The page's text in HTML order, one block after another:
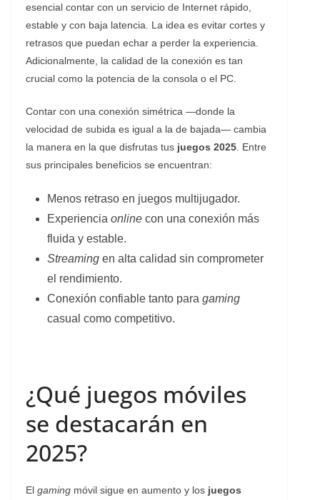
esencial contar con un servicio de Internet rápido,
estable y con baja latencia. La idea es evitar cortes y
retrasos que puedan echar a perder la experiencia.
Adicionalmente, la calidad de la conexión es tan
crucial como la potencia de la consola o el PC.
Contar con una conexión simétrica —donde la
velocidad de subida es igual a la de bajada— cambia
la manera en la que disfrutas tus juegos 2025 . Entre
sus principales beneficios se encuentran:
Menos retraso en juegos multijugador.
Experiencia online con una conexión más
fluida y estable.
Streaming en alta calidad sin comprometer
el rendimiento.
Conexión confiable tanto para gaming
casual como competitivo.
¿Qué juegos móviles
se destacarán en
2025?
El gaming móvil sigue en aumento y los juegos